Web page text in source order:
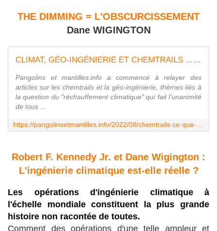
THE DIMMING = L'OBSCURCISSEMENT
Dane WIGINGTON
CLIMAT, GÉO-INGÉNIERIE ET CHEMTRAILS ... ou comment on nous obscurcit le jugement ! - Pangolins et mantilles
Pangolins et mantilles.info a commencé à relayer des
articles sur les chemtrails et la géo-ingénierie, thèmes liés à
la question du "réchauffement climatique" qui fait l'unanimité
de tous ...
Robert F. Kennedy Jr. et Dane Wigington :
L'ingénierie climatique est-elle réelle ?
Les opérations d'ingénierie climatique à
l'échelle mondiale constituent la plus grande
histoire non racontée de toutes.
Comment des opérations d'une telle ampleur et